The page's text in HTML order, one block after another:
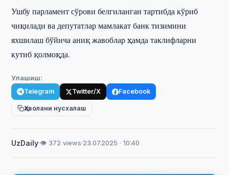
Ушбу парламент сўрови белгиланган тартибда кўриб
чиқилади ва депутатлар мамлакат банк тизимини
яхшилаш бўйича аниқ жавоблар ҳамда таклифларни
кутиб қолмоқда.
Улашиш:
Telegram Twitter/X Facebook
Ҳаволани нусхалаш
UzDaily·👁 372 views·23.07.2025 · 10:40